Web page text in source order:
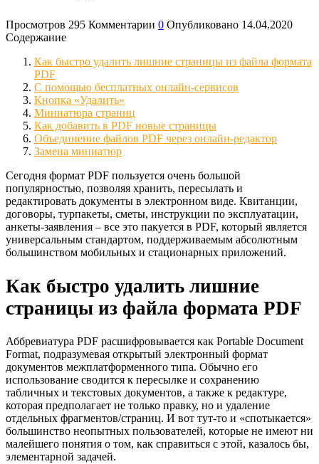
Просмотров 295 Комментарии 0 Опубликовано 14.04.2020
Содержание
Как быстро удалить лишние страницы из файла формата
PDF
С помощью бесплатных онлайн-сервисов
Кнопка «Удалить»
Миниатюра страниц
Как добавить в PDF новые страницы
Объединение файлов PDF через онлайн-редактор
Замена миниатюр
Сегодня формат PDF пользуется очень большой
популярностью, позволяя хранить, пересылать и
редактировать документы в электронном виде. Квитанции,
договоры, турпакеты, сметы, инструкции по эксплуатации,
анкеты-заявления – все это пакуется в PDF, который является
универсальным стандартом, поддерживаемым абсолютным
большинством мобильных и стационарных приложений.
Как быстро удалить лишние
страницы из файла формата PDF
Аббревиатура PDF расшифровывается как Portable Document
Format, подразумевая открытый электронный формат
документов межплатформенного типа. Обычно его
использование сводится к пересылке и сохранению
табличных и текстовых документов, а также к редактуре,
которая предполагает не только правку, но и удаление
отдельных фрагментов/страниц. И вот тут-то и «спотыкается»
большинство неопытных пользователей, которые не имеют ни
малейшего понятия о том, как справиться с этой, казалось бы,
элементарной задачей.